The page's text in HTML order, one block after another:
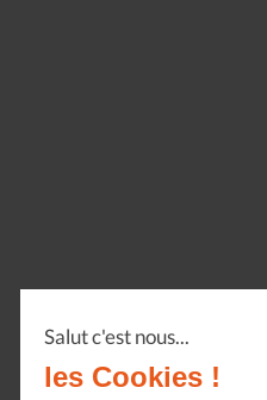
Salut c'est nous...
les Cookies !